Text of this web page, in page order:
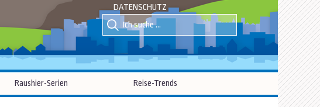
DATENSCHUTZ
Suche
nach::
Suche
nach:
Raushier-Serien Reise-Trends